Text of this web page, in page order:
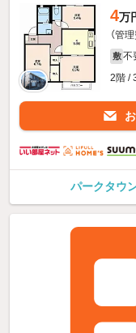
4万
（管
敷 不
2階 /
パークタウ